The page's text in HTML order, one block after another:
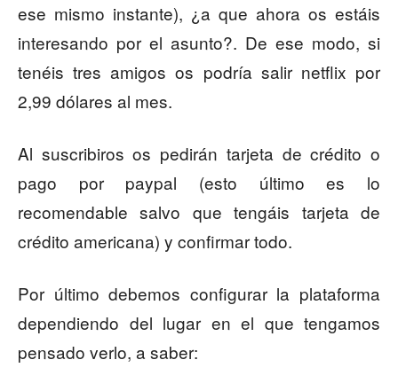
ese mismo instante), ¿a que ahora os estáis
interesando por el asunto?. De ese modo, si
tenéis tres amigos os podría salir netflix por
2,99 dólares al mes.
Al suscribiros os pedirán tarjeta de crédito o
pago por paypal (esto último es lo
recomendable salvo que tengáis tarjeta de
crédito americana) y confirmar todo.
Por último debemos configurar la plataforma
dependiendo del lugar en el que tengamos
pensado verlo, a saber: